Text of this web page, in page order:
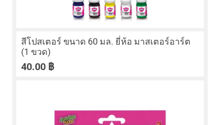
สีโปสเตอร์ ขนาด 60 มล. ยี่ห้อ มาสเตอร์อาร์ต
(1 ขวด)
40.00 ฿